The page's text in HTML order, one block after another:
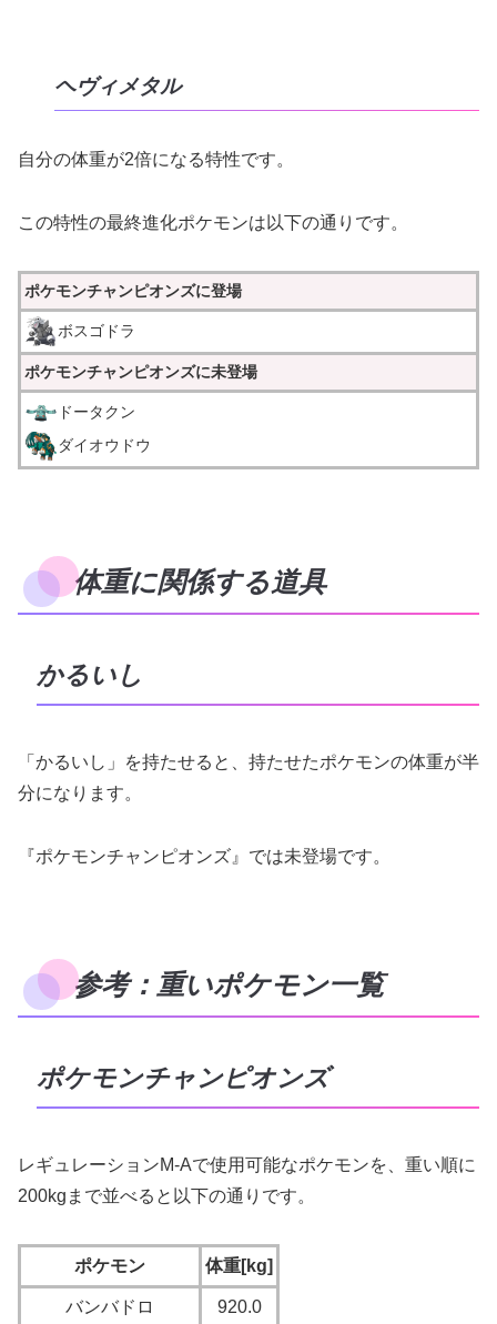
ヘヴィメタル
自分の体重が2倍になる特性です。
この特性の最終進化ポケモンは以下の通りです。
ポケモンチャンピオンズに登場
ボスゴドラ
ポケモンチャンピオンズに未登場
ドータクン
ダイオウドウ
体重に関係する道具
かるいし
「かるいし」を持たせると、持たせたポケモンの体重が半
分になります。
『ポケモンチャンピオンズ』では未登場です。
参考：重いポケモン一覧
ポケモンチャンピオンズ
レギュレーションM-Aで使用可能なポケモンを、重い順に
200kgまで並べると以下の通りです。
ポケモン 体重[kg]
バンバドロ 920.0